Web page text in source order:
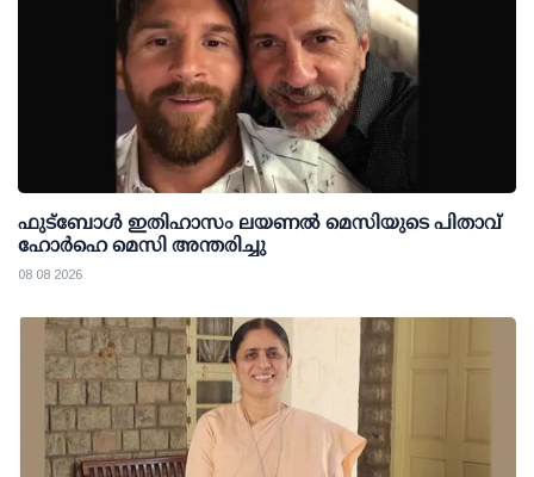
ഫുട്ബോൾ ഇതിഹാസം ലയണൽ മെസിയുടെ പിതാവ്
ഹോർഹെ മെസി അന്തരിച്ചു
08 08 2026